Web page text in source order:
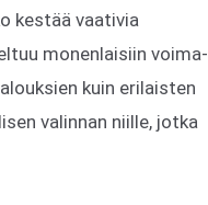
kestää vaativia
monenlaisiin voima-
kuin erilaisten
valinnan niille, jotka